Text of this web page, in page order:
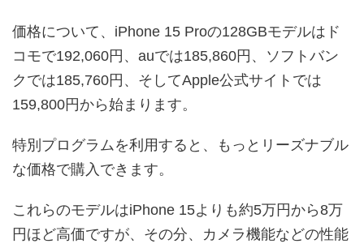
価格について、iPhone 15 Proの128GBモデルはド
コモで192,060円、auでは185,860円、ソフトバン
クでは185,760円、そしてApple公式サイトでは
159,800円から始まります。
特別プログラムを利用すると、もっとリーズナブル
な価格で購入できます。
これらのモデルはiPhone 15よりも約5万円から8万
円ほど高価ですが、その分、カメラ機能などの性能